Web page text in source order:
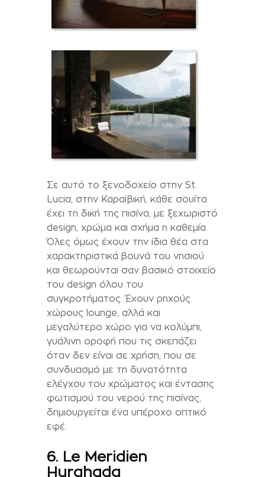
Σε αυτό το ξενοδοχείο στην St.
Lucia, στην Καραϊβική, κάθε σουίτα
έχει τη δική της πισίνα, με ξεχωριστό
design, χρώμα και σχήμα η καθεμία.
Όλες όμως έχουν την ίδια θέα στα
χαρακτηριστικά βουνά του νησιού
και θεωρούνται σαν βασικό στοιχείο
του design όλου του
συγκροτήματος. Έχουν ρηχούς
χώρους lounge, αλλά και
μεγαλύτερο χώρο για να κολύμπι,
γυάλινη οροφή που τις σκεπάζει
όταν δεν είναι σε χρήση, που σε
συνδυασμό με τη δυνατότητα
ελέγχου του χρώματος και έντασης
φωτισμού του νερού της πισίνας,
δημιουργείται ένα υπέροχο οπτικό
εφέ.
6. Le Meridien
Hurghada